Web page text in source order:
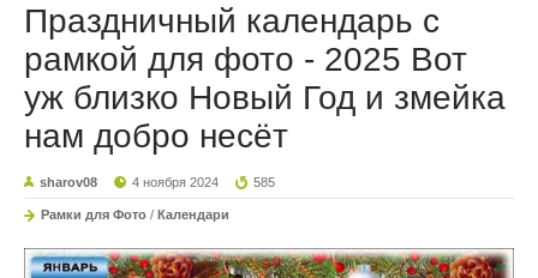
Праздничный календарь с
рамкой для фото - 2025 Вот
уж близко Новый Год и змейка
нам добро несёт
sharov08 4 ноября 2024 585
Рамки для Фото / Календари